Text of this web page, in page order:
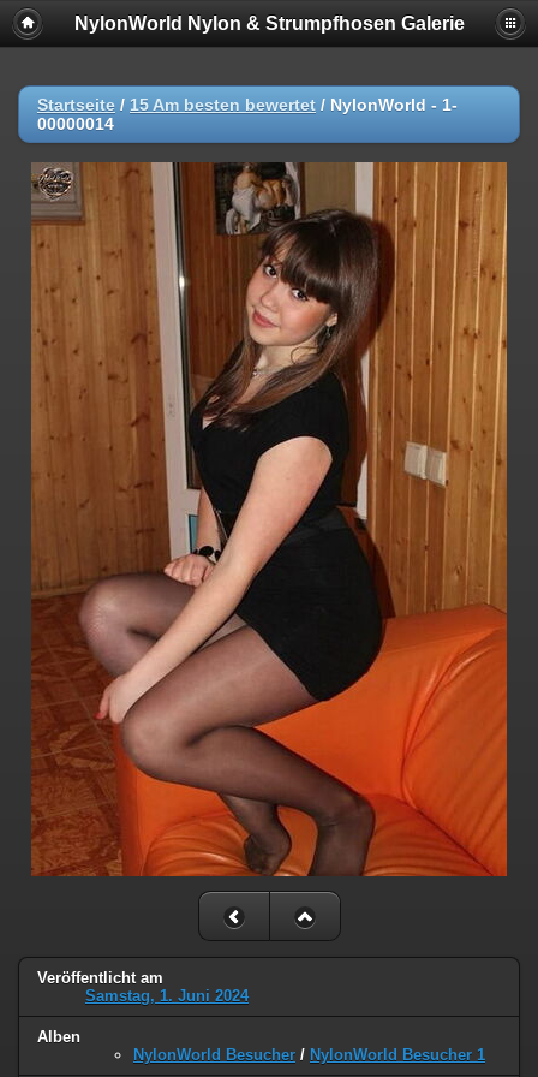
NylonWorld Nylon & Strumpfhosen Galerie
Startseite / 15 Am besten bewertet / NylonWorld - 1-
00000014
Veröffentlicht am
Samstag, 1. Juni 2024
Alben
NylonWorld Besucher / NylonWorld Besucher 1